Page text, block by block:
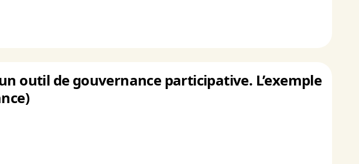
outil de gouvernance participative. L’exemple